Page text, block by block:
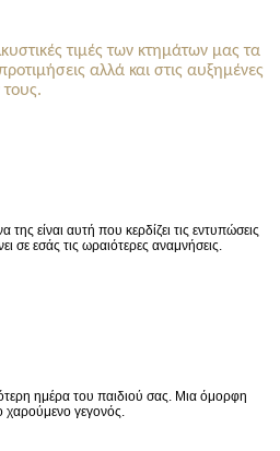
τιμές των κτημάτων μας τα
αλλά και στις αυξημένες
της είναι αυτή που κερδίζει τις εντυπώσεις
σε εσάς τις ωραιότερες αναμνήσεις.
ημέρα του παιδιού σας. Μια όμορφη
χαρούμενο γεγονός